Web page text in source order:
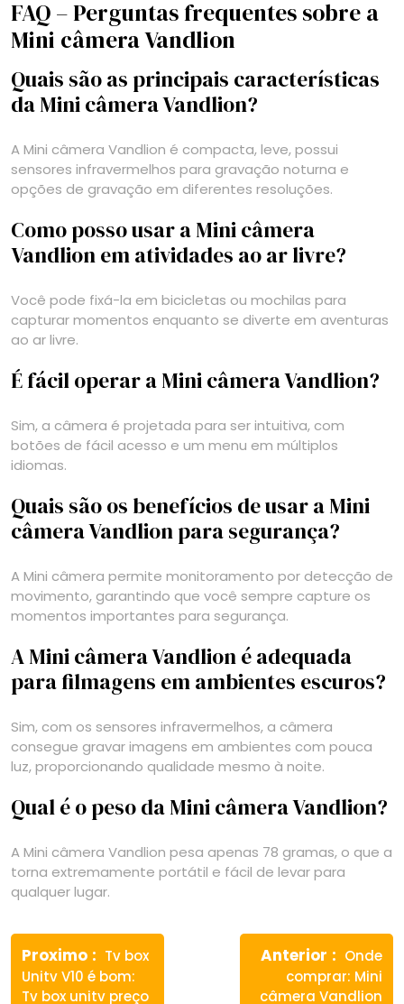
FAQ – Perguntas frequentes sobre a
Mini câmera Vandlion
Quais são as principais características
da Mini câmera Vandlion?
A Mini câmera Vandlion é compacta, leve, possui
sensores infravermelhos para gravação noturna e
opções de gravação em diferentes resoluções.
Como posso usar a Mini câmera
Vandlion em atividades ao ar livre?
Você pode fixá-la em bicicletas ou mochilas para
capturar momentos enquanto se diverte em aventuras
ao ar livre.
É fácil operar a Mini câmera Vandlion?
Sim, a câmera é projetada para ser intuitiva, com
botões de fácil acesso e um menu em múltiplos
idiomas.
Quais são os benefícios de usar a Mini
câmera Vandlion para segurança?
A Mini câmera permite monitoramento por detecção de
movimento, garantindo que você sempre capture os
momentos importantes para segurança.
A Mini câmera Vandlion é adequada
para filmagens em ambientes escuros?
Sim, com os sensores infravermelhos, a câmera
consegue gravar imagens em ambientes com pouca
luz, proporcionando qualidade mesmo à noite.
Qual é o peso da Mini câmera Vandlion?
A Mini câmera Vandlion pesa apenas 78 gramas, o que a
torna extremamente portátil e fácil de levar para
qualquer lugar.
Navegação
de
Post
Proximo
Previous
post:
Tv box
Unitv V10 é bom:
Tv box unitv preço
Anterior
Next
post:
Onde
comprar: Mini
câmera Vandlion